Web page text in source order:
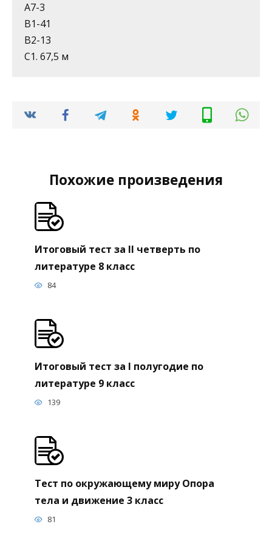
А7-3
В1-41
В2-13
С1. 67,5 м
Похожие произведения
Итоговый тест за II четверть по
литературе 8 класс
84
Итоговый тест за I полугодие по
литературе 9 класс
139
Тест по окружающему миру Опора
тела и движение 3 класс
81